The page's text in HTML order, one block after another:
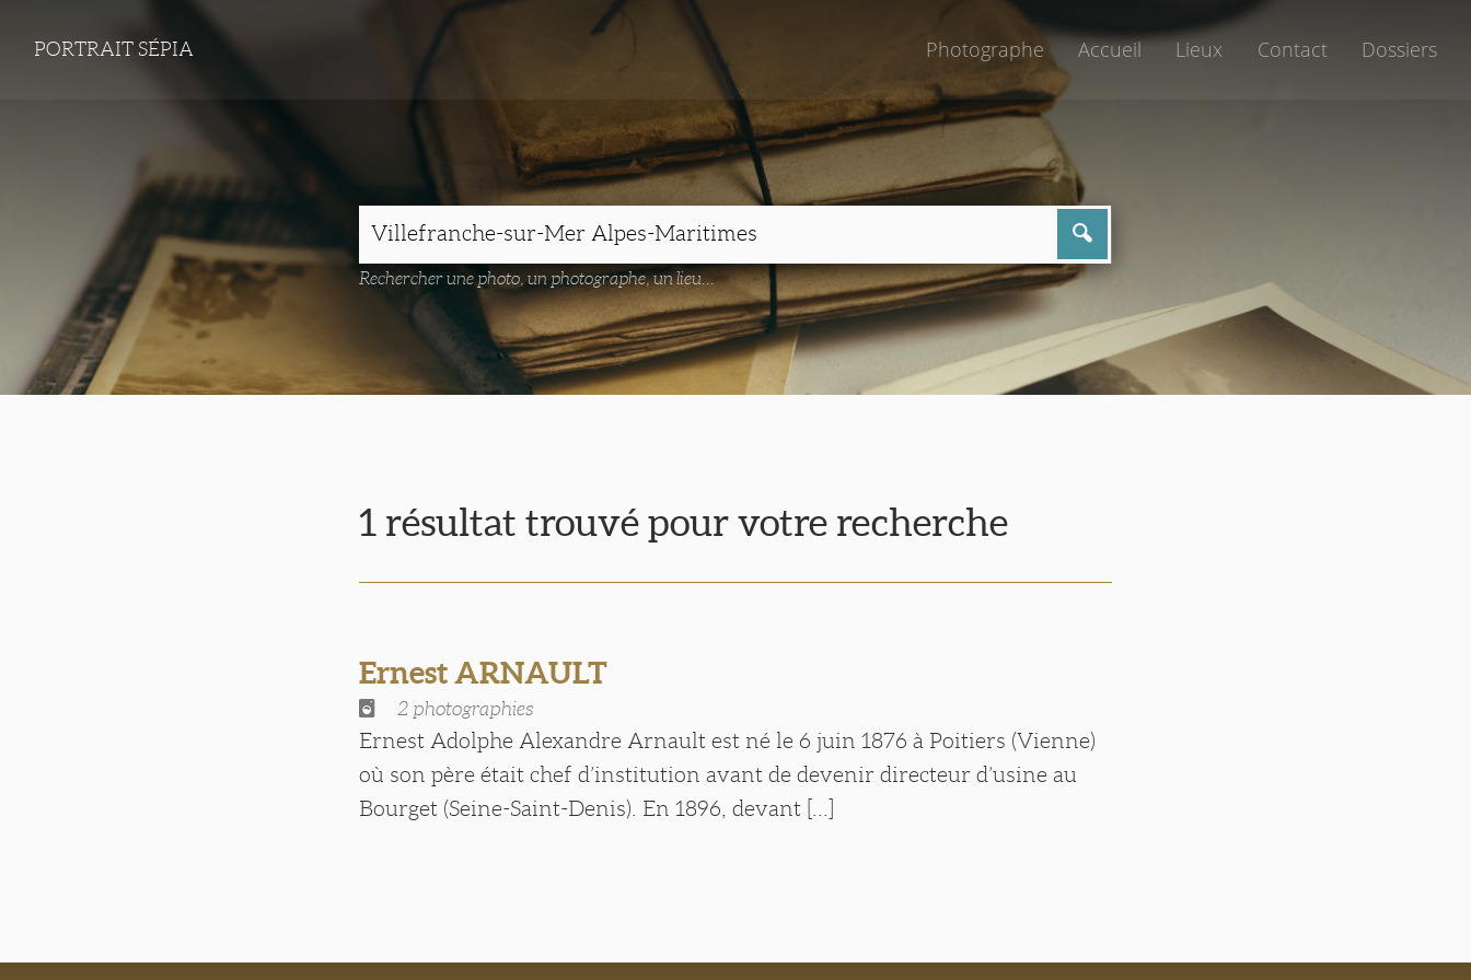
PORTRAIT SÉPIA Photographe Accueil Lieux Contact Dossiers
Rechercher une photo, un photographe, un lieu...
1 résultat trouvé pour votre recherche
Ernest ARNAULT
2 photographies
Ernest Adolphe Alexandre Arnault est né le 6 juin 1876 à Poitiers (Vienne)
où son père était chef d’institution avant de devenir directeur d’usine au
Bourget (Seine-Saint-Denis). En 1896, devant [...]